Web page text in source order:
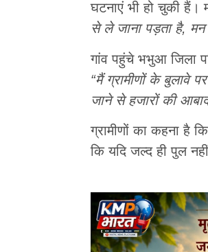
घटनाएं भी हो चुकी हैं।
से ले जाना पड़ता है, मन
गांव पहुंचे भभुआ जिला
“मैं ग्रामीणों के बुलावे
जाने से हजारों की
ग्रामीणों का कहना है
कि यदि जल्द ही पुल